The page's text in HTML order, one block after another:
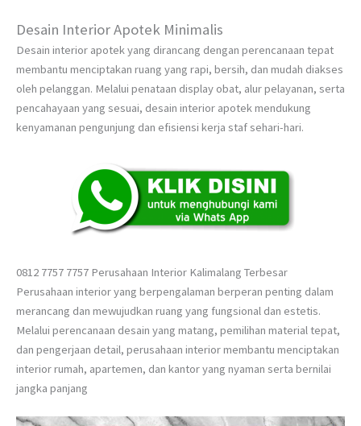
Desain Interior Apotek Minimalis
Desain interior apotek yang dirancang dengan perencanaan tepat
membantu menciptakan ruang yang rapi, bersih, dan mudah diakses
oleh pelanggan. Melalui penataan display obat, alur pelayanan, serta
pencahayaan yang sesuai, desain interior apotek mendukung
kenyamanan pengunjung dan efisiensi kerja staf sehari-hari.
0812 7757 7757 Perusahaan Interior Kalimalang Terbesar
Perusahaan interior yang berpengalaman berperan penting dalam
merancang dan mewujudkan ruang yang fungsional dan estetis.
Melalui perencanaan desain yang matang, pemilihan material tepat,
dan pengerjaan detail, perusahaan interior membantu menciptakan
interior rumah, apartemen, dan kantor yang nyaman serta bernilai
jangka panjang